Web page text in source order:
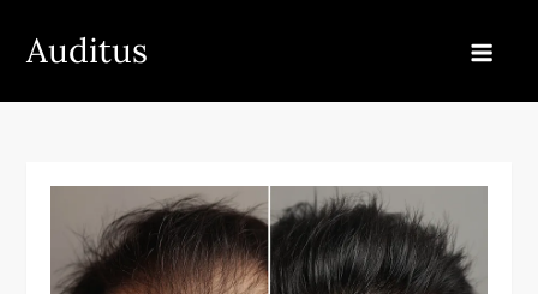
Auditus